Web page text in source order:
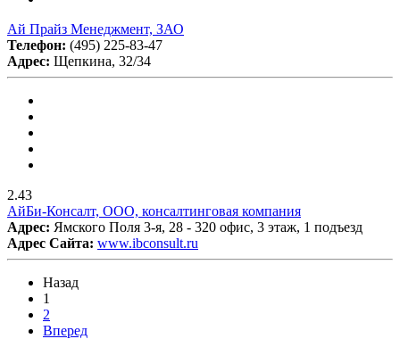
Ай Прайз Менеджмент, ЗАО
Телефон: (495) 225-83-47
Адрес: Щепкина, 32/34
2.43
АйБи-Консалт, ООО, консалтинговая компания
Адрес: Ямского Поля 3-я, 28 - 320 офис, 3 этаж, 1 подъезд
Адрес Сайта: www.ibconsult.ru
Назад
1
2
Вперед